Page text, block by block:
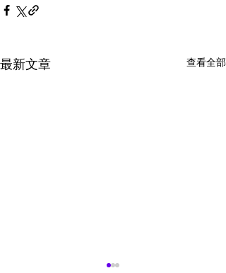
最新文章 查看全部